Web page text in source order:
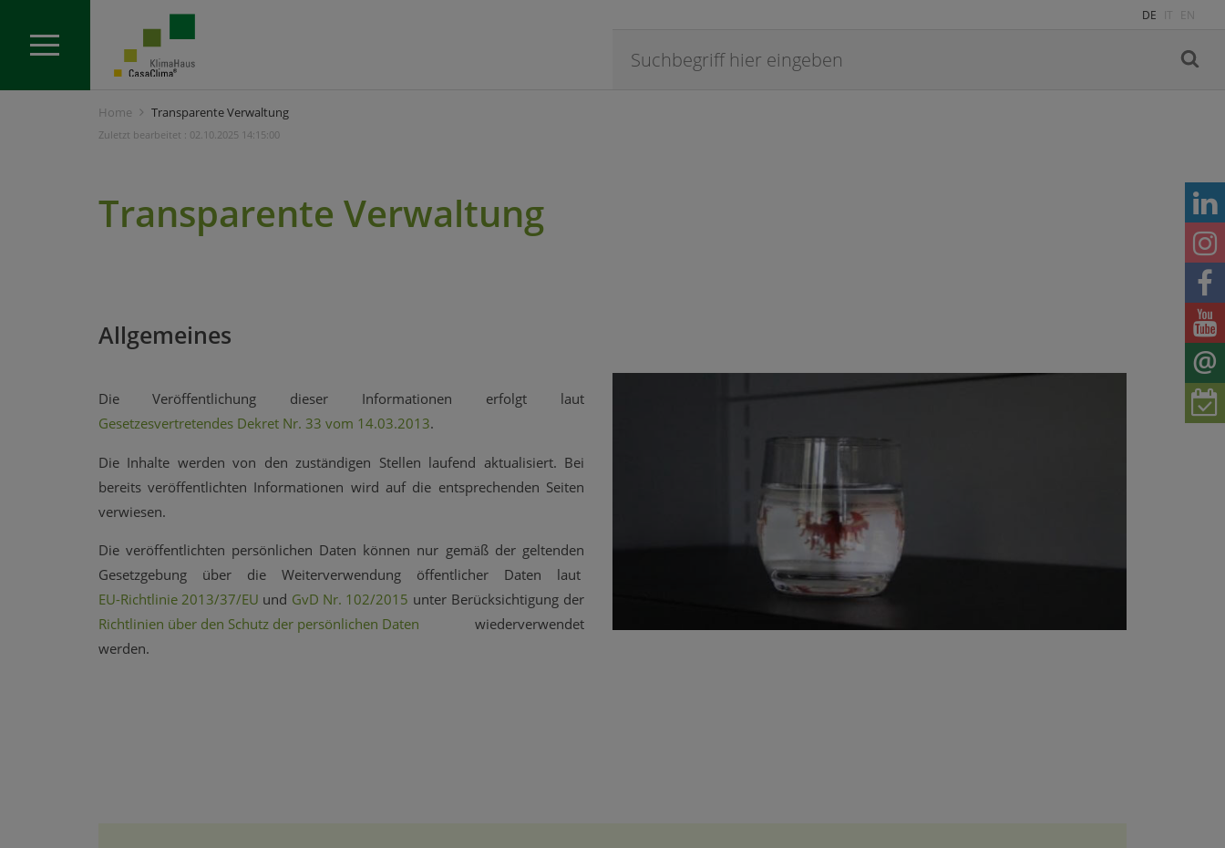
DE IT EN
Home Transparente Verwaltung
Zuletzt bearbeitet : 02.10.2025 14:15:00
Transparente Verwaltung
Allgemeines
Die Veröffentlichung dieser Informationen erfolgt laut
Gesetzesvertretendes Dekret Nr. 33 vom 14.03.2013.
Die Inhalte werden von den zuständigen Stellen laufend aktualisiert. Bei
bereits veröffentlichten Informationen wird auf die entsprechenden Seiten
verwiesen.
Die veröffentlichten persönlichen Daten können nur gemäß der geltenden
Gesetzgebung über die Weiterverwendung öffentlicher Daten laut
EU-Richtlinie 2013/37/EU und GvD Nr. 102/2015 unter Berücksichtigung der
Richtlinien über den Schutz der persönlichen Daten wiederverwendet
werden.